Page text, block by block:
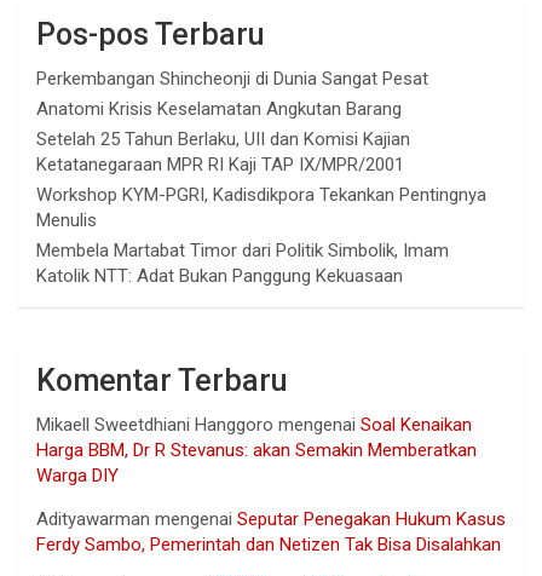
Pos-pos Terbaru
Perkembangan Shincheonji di Dunia Sangat Pesat
Anatomi Krisis Keselamatan Angkutan Barang
Setelah 25 Tahun Berlaku, UII dan Komisi Kajian
Ketatanegaraan MPR RI Kaji TAP IX/MPR/2001
Workshop KYM-PGRI, Kadisdikpora Tekankan Pentingnya
Menulis
Membela Martabat Timor dari Politik Simbolik, Imam
Katolik NTT: Adat Bukan Panggung Kekuasaan
Komentar Terbaru
Mikaell Sweetdhiani Hanggoro mengenai Soal Kenaikan
Harga BBM, Dr R Stevanus: akan Semakin Memberatkan
Warga DIY
Adityawarman mengenai Seputar Penegakan Hukum Kasus
Ferdy Sambo, Pemerintah dan Netizen Tak Bisa Disalahkan